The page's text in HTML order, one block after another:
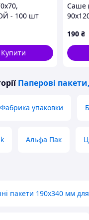
- 100 шт
Купити
Саше
190 ₴
Паперові
Фабрика упаковки
Альфа Пак
пакети 190х340 мм